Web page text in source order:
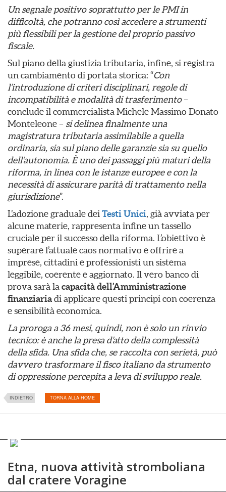
Un segnale positivo soprattutto per le PMI in
difficoltà, che potranno così accedere a strumenti
più flessibili per la gestione del proprio passivo
fiscale.
Sul piano della giustizia tributaria, infine, si registra
un cambiamento di portata storica: “Con
l’introduzione di criteri disciplinari, regole di
incompatibilità e modalità di trasferimento–
conclude il commercialista Michele Massimo Donato
Monteleone – si delinea finalmente una
magistratura tributaria assimilabile a quella
ordinaria, sia sul piano delle garanzie sia su quello
dell’autonomia. È uno dei passaggi più maturi della
riforma, in linea con le istanze europee e con la
necessità di assicurare parità di trattamento nella
giurisdizione”.
L’adozione graduale dei Testi Unici, già avviata per
alcune materie, rappresenta infine un tassello
cruciale per il successo della riforma. L’obiettivo è
superare l’attuale caos normativo e offrire a
imprese, cittadini e professionisti un sistema
leggibile, coerente e aggiornato. Il vero banco di
prova sarà la capacità dell’Amministrazione
finanziariadi applicare questi principi con coerenza
e sensibilità economica.
La proroga a 36 mesi, quindi, non è solo un rinvio
tecnico: è anche la presa d’atto della complessità
della sfida. Una sfida che, se raccolta con serietà, può
davvero trasformare il fisco italiano da strumento
di oppressione percepita a leva di sviluppo reale.
INDIETRO TORNA ALLA HOME
Etna, nuova attività stromboliana
dal cratere Voragine